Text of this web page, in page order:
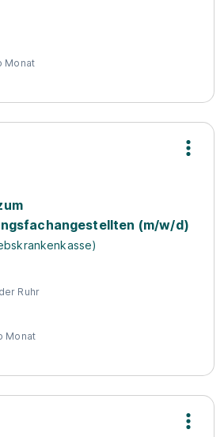
Monat
(m/w/d)
Ruhr
Monat